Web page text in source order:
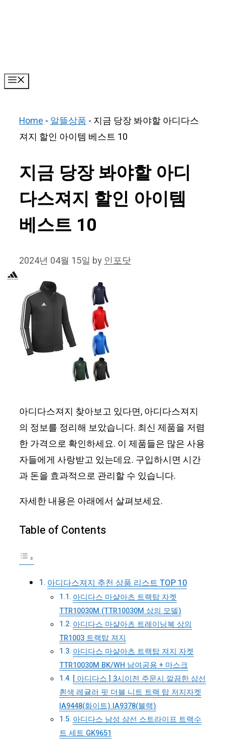
Home-알뜰상품- 지금 당장 봐야할 아디다스
져지 할인 아이템 베스트 10
지금 당장 봐야할 아디
다스져지 할인 아이템
베스트 10
2024년 04월 15일 by인포닷
아디다스져지 찾아보고 있다면, 아디다스져지
의 정보를 정리해 보았습니다. 최신 제품을 저렴
한 가격으로 확인하세요. 이 제품들은 많은 사용
자들에게 사랑받고 있는데요. 구입하시면 시간
과 돈을 효과적으로 관리할 수 있습니다.
자세한 내용은 아래에서 살펴보세요.
Table of Contents
아디다스져지 추천 상품 리스트 TOP 10
아디다스 마샬아츠 트랙탑 자켓
TTR10030M (TTR10030M 상의 모델)
아디다스 마샬아츠 트레이닝복 상의
TR1003 트랙탑 져지
아디다스 마샬아츠 트랙탑 져지 자켓
TTR10030M BK/WH 남여공용 + 마스크
[ 아디다스 ] 3시이전 주문시 깔끔한 삼선
흰색 레귤러 핏 더블 니트 트랙 탑 저지자켓
IA9448(화이트) IA9378(블랙)
아디다스 남성 삼선 스트라이프 트랙수
트 세트 GK9651